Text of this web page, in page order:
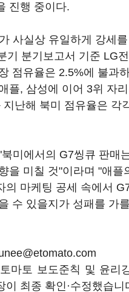
진행 중이다.
사실상 유일하게 강세
기 분기보고서 기준 LG
점유율은 2.5%에 불과
플, 삼성에 이어 3위 자
지난해 북미 점유율은 각
미에서의 G7씽큐 판매
을 미칠 것"이라며 "애플
의 마케팅 공세 속에서
수 있을지가 성패를 가
마토 보도준칙 및 윤리
이 최종 확인·수정했습니